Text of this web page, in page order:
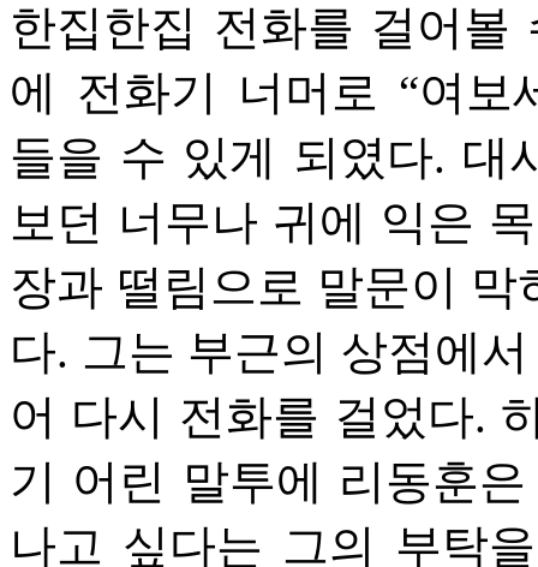
한집한집 전화를 걸어볼
에 전화기 너머로 “여보
들을 수 있게 되였다. 대
보던 너무나 귀에 익은
장과 떨림으로 말문이
다. 그는 부근의 상점에
어 다시 전화를 걸었다.
기 어린 말투에 리동훈
나고 싶다는 그의 부탁